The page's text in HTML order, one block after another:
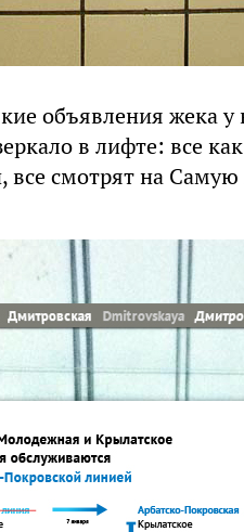
объявления жека
в лифте: все
смотрят на Самую